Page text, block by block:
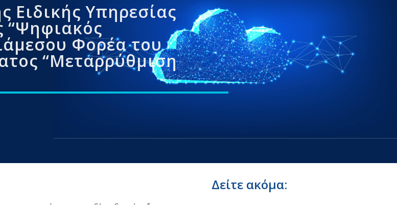
Ειδικής Υπηρεσίας
“Ψηφιακός
Φορέα του
“Μεταρρύθμιση
Δείτε ακόμα: